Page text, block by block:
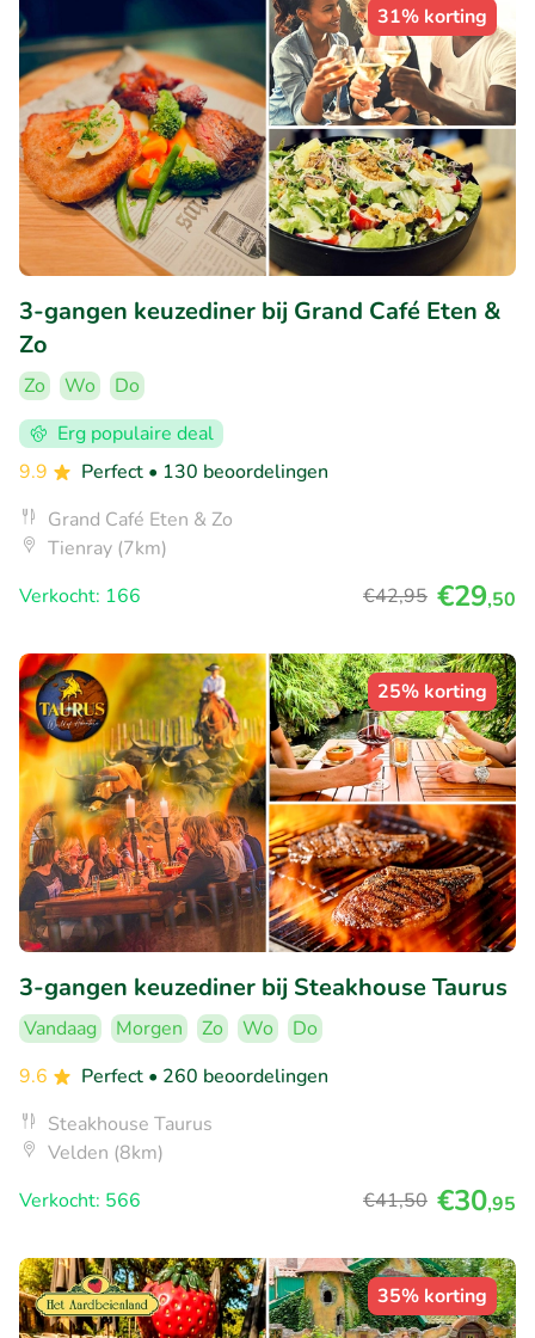
31% korting
3-gangen keuzediner bij Grand Café Eten &
Zo
Zo Wo
Do
Erg populaire deal
9.9
Perfect • 130 beoordelingen
Grand Café Eten & Zo
Tienray (7km)
Verkocht: 166
€42,95 €29,50
25% korting
3-gangen keuzediner bij Steakhouse Taurus
Vandaag Morgen Zo Wo
Do
9.6
Perfect • 260 beoordelingen
Steakhouse Taurus
Velden (8km)
Verkocht: 566
€41,50 €30,95
35% korting